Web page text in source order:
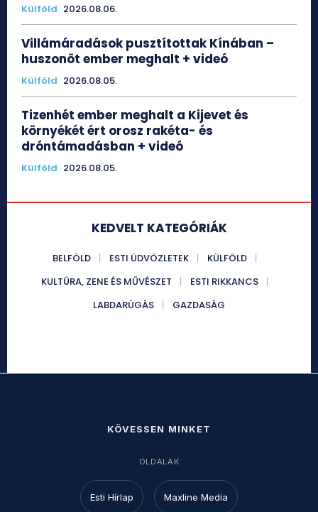
Külföld 2026.08.06.
Villámáradások pusztítottak Kínában –
huszonöt ember meghalt + videó
Külföld 2026.08.05.
Tizenhét ember meghalt a Kijevet és
környékét ért orosz rakéta- és
dróntámadásban + videó
Külföld 2026.08.05.
KEDVELT KATEGÓRIÁK
BELFÖLD ESTI ÜDVÖZLETEK
KÜLFÖLD
KULTÚRA, ZENE ÉS MŰVÉSZET
ESTI RIKKANCS
LABDARÚGÁS
GAZDASÁG
KÖVESSEN MINKET
OLDALAK
Esti Hírlap Maxline Media